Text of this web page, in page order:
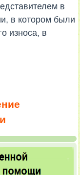
в
в котором были
износа, в